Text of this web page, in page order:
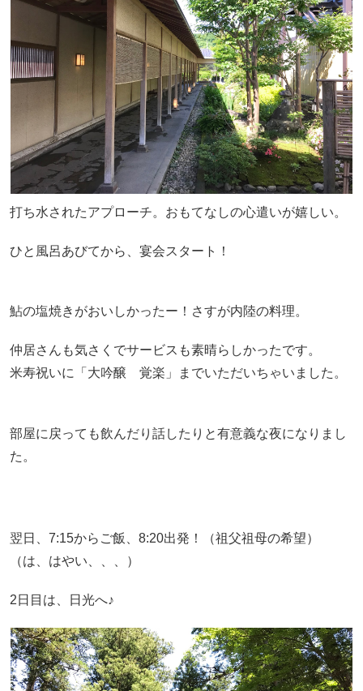
打ち水されたアプローチ。おもてなしの心遣いが嬉しい。
ひと風呂あびてから、宴会スタート！
鮎の塩焼きがおいしかったー！さすが内陸の料理。
仲居さんも気さくでサービスも素晴らしかったです。
米寿祝いに「大吟醸 覚楽」までいただいちゃいました。
部屋に戻っても飲んだり話したりと有意義な夜になりまし
た。
翌日、7:15からご飯、8:20出発！（祖父祖母の希望）
（は、はやい、、、）
2日目は、日光へ♪